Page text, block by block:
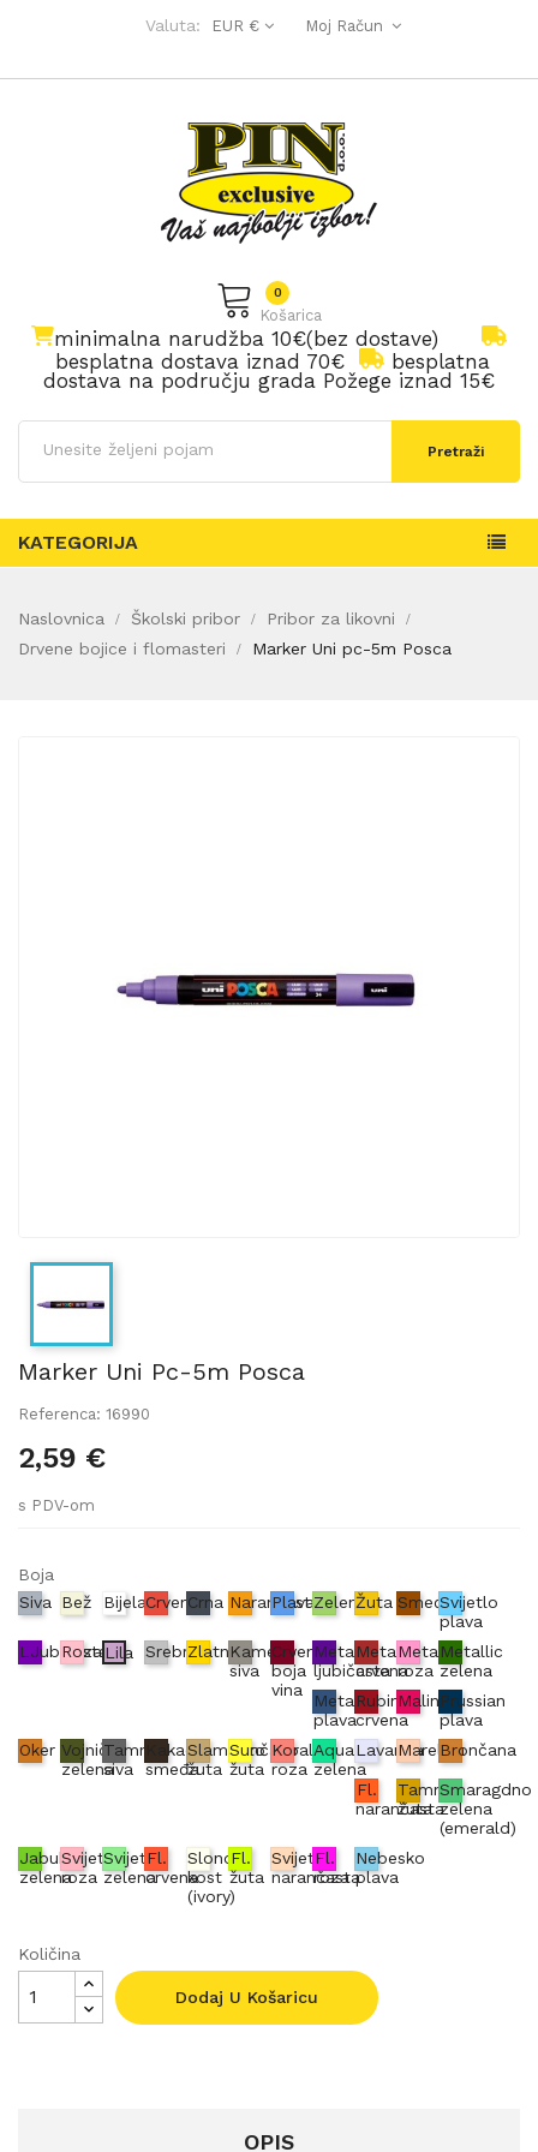
Valuta: EUR € Moj Račun
Košarica
0
minimalna narudžba 10€(bez dostave)
besplatna dostava iznad 70€
besplatna
dostava na području grada Požege iznad 15€
Pretraži
KATEGORIJA
Naslovnica Školski pribor
Pribor za likovni
Drvene bojice i flomasteri
Marker Uni pc-5m Posca
Marker Uni Pc-5m Posca
Referenca: 16990
2,59 €
s PDV-om
Boja
Siva
Bež BijelaCrvenaCrna Narančasta
PlavaZelenaŽuta SmeđaSvijetlo
plava
LJubičasta
RozaLila SrebrnaZlatnaKameno
siva
Crvena
boja
vina
Metallic
ljubičasta
Metallic
crvena
Metallic
roza
Metallic
zelena
Metallic
plava
Rubin
crvena
MalinaPrussian
plava
Oker Vojnički
zelena
Tamno
siva
Kakao
smeđa
Slamnato
žuta
Sunčano
žuta
Koraljno
roza
Aqua
zelena
LavandaMarelicaBrončana
Fl.
narančasta
Tamno
žuta
Smaragdno
zelena
(emerald)
Jabuka
zelena
Svijetlo
roza
Svijetlo
zelena
Fl.
crvena
Slonova
kost
(ivory)
Fl.
žuta
Svijetlo
narančasta
Fl.
roza
Nebesko
plava
Količina
Dodaj U Košaricu
OPIS